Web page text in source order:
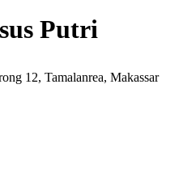
Putri
12, Tamalanrea, Makassar